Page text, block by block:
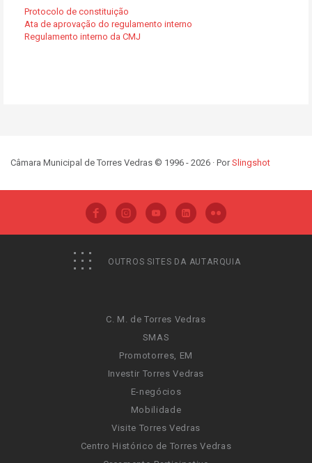
Protocolo de constituição
Ata de aprovação do regulamento interno
Regulamento interno da CMJ
Câmara Municipal de Torres Vedras © 1996 - 2026 · PorSlingshot
OUTROS SITES DA AUTARQUIA
C. M. de Torres Vedras
SMAS
Promotorres, EM
Investir Torres Vedras
E-negócios
Mobilidade
Visite Torres Vedras
Centro Histórico de Torres Vedras